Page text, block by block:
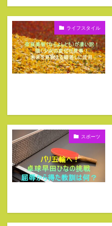
ライフスタイル
スポーツ